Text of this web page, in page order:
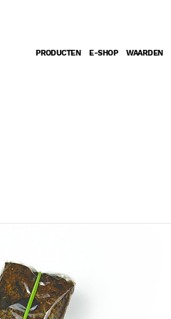
PRODUCTEN E-SHOP WAARDEN